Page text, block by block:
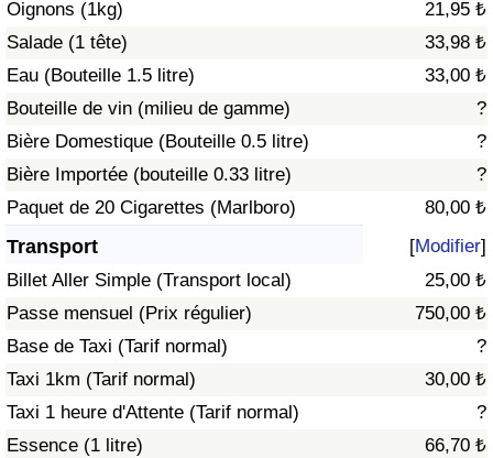
Oignons (1kg)
21,95 ₺
Salade (1 tête)
33,98 ₺
Eau (Bouteille 1.5 litre)
33,00 ₺
Bouteille de vin (milieu de gamme)
?
Bière Domestique (Bouteille 0.5 litre)
?
Bière Importée (bouteille 0.33 litre)
?
Paquet de 20 Cigarettes (Marlboro)
80,00 ₺
Transport [Modifier]
Billet Aller Simple (Transport local)
25,00 ₺
Passe mensuel (Prix régulier)
750,00 ₺
Base de Taxi (Tarif normal)
?
Taxi 1km (Tarif normal)
30,00 ₺
Taxi 1 heure d'Attente (Tarif normal)
?
Essence (1 litre)
66,70 ₺
Trafic
Indice de Trafic
Indice de Trafic (Actuel)
Indice de Trafic par Pays